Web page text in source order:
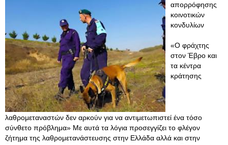
απορρόφησης
κοινοτικών
κονδυλίων
«Ο φράχτης
στον Έβρο και
τα κέντρα
κράτησης
λαθρομεταναστών δεν αρκούν για να αντιμετωπιστεί ένα τόσο
σύνθετο πρόβλημα» Με αυτά τα λόγια προσεγγίζει το φλέγον
ζήτημα της λαθρομετανάστευσης στην Ελλάδα αλλά και στην